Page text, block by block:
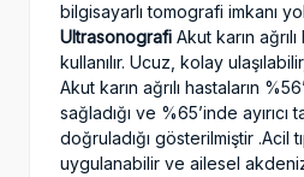
bilgisayarlı tomografi imkanı
Ultrasonografi Akut karın
kullanılır. Ucuz, kolay
Akut karın ağrılı hastaların
sağladığı ve %65’inde ayırıcı
doğruladığı gösterilmiştir .Acil
uygulanabilir ve ailesel